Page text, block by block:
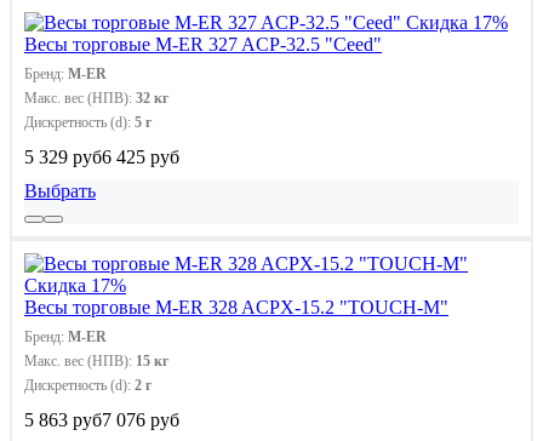
Скидка 17%
Весы торговые M-ER 327 ACP-32.5 "Ceed"
Бренд: M-ER
Макс. вес (НПВ): 32 кг
Дискретность (d): 5 г
5 329 руб6 425 руб
Выбрать
Скидка 17%
Весы торговые M-ER 328 ACPX-15.2 "TOUCH-M"
Бренд: M-ER
Макс. вес (НПВ): 15 кг
Дискретность (d): 2 г
5 863 руб7 076 руб